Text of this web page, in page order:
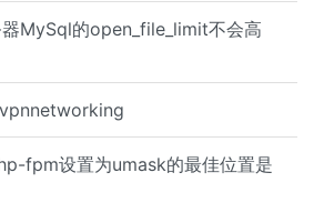
MySql的open_file_limit不会高
fpm设置为umask的最佳位置是